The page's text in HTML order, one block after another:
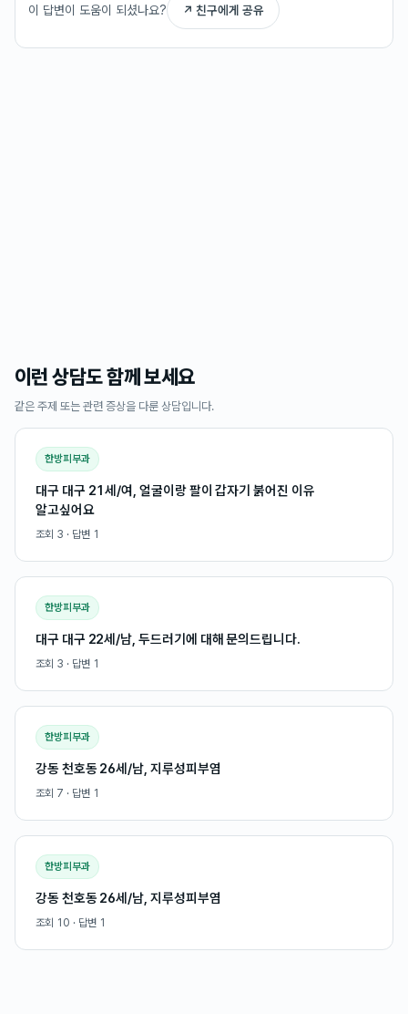
이 답변이 도움이 되셨나요? ↗ 친구에게 공유
이런 상담도 함께 보세요
같은 주제 또는 관련 증상을 다룬 상담입니다.
한방피부과
대구 대구 21세/여, 얼굴이랑 팔이 갑자기 붉어진 이유
알고싶어요
조회 3 · 답변 1
한방피부과
대구 대구 22세/남, 두드러기에 대해 문의드립니다.
조회 3 · 답변 1
한방피부과
강동 천호동 26세/남, 지루성피부염
조회 7 · 답변 1
한방피부과
강동 천호동 26세/남, 지루성피부염
조회 10 · 답변 1